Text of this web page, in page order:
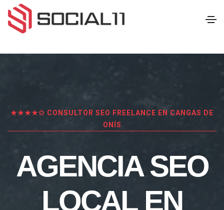
★★★★✩ CONSULTOR SEO FREELANCE EN CANGAS DE
ONÍS
AGENCIA SEO
LOCAL EN